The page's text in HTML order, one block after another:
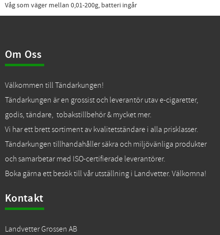
Våg som väger mellan 0,01-200g, batteri ingår
Om Oss
Välkommen till Tändarkungen!
Tändarkungen är en grossist och leverantör utav e-cigaretter,
godis, tändare, tobakstillbehör & mycket mer.
Vi har ett brett sortiment av kvalitetständare i alla prisklasser.
Tändarkungen tillhandahåller säkra och miljövänliga produkter
och samarbetar med ISO-certifierade leverantörer.
Boka gärna ett besök till vår utställning i Landvetter. Välkomna!
Kontakt
Landvetter Grossen AB